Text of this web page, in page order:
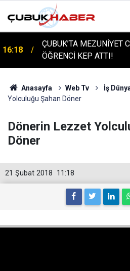
16:14
ÇUBUK'TA TARİHİ GÜN:
FRAKSİNASYON
Anasayfa Web Tv İş
Yolculuğu Şahan Döner
Dönerin Lezzet
Döner
11:18
21 Şubat 2018